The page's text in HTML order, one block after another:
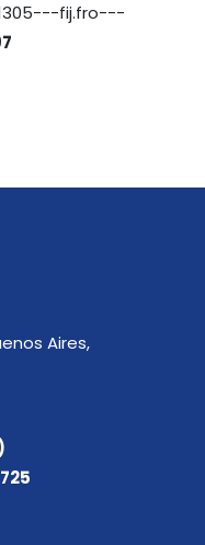
fij.fro---
Aires,